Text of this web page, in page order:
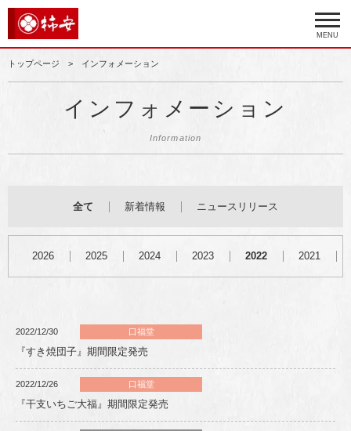
MENU
トップページ インフォメーション
インフォメーション
Information
全て 新着情報 ニュースリリース
2026 2025 2024 2023 2022 2021
2022/12/30 口福堂
『すき焼団子』期間限定発売
2022/12/26 口福堂
『干支いちご大福』期間限定発売